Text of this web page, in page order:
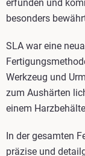
erfunden und
besonders
SLA war eine
Werkzeug und
zum Aushärten
einem
In der gesamten
präzise und